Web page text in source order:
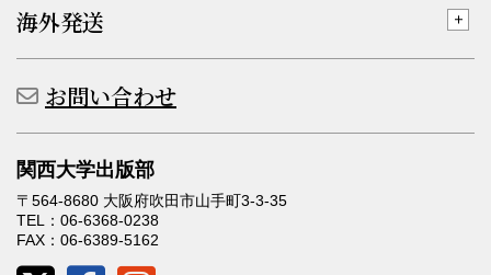
海外発送
お問い合わせ
関西大学出版部
〒564-8680 大阪府吹田市山手町3-3-35
TEL：06-6368-0238
FAX：06-6389-5162